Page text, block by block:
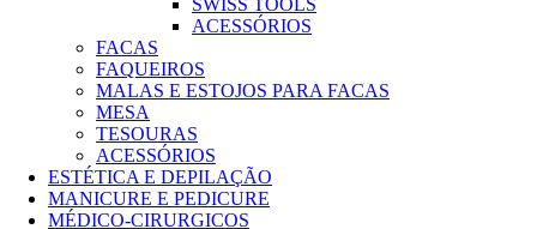
ACESSÓRIOS
FACAS
FAQUEIROS
MALAS E ESTOJOS PARA FACAS
MESA
TESOURAS
ACESSÓRIOS
ESTÉTICA E DEPILAÇÃO
MANICURE E PEDICURE
MÉDICO-CIRURGICOS